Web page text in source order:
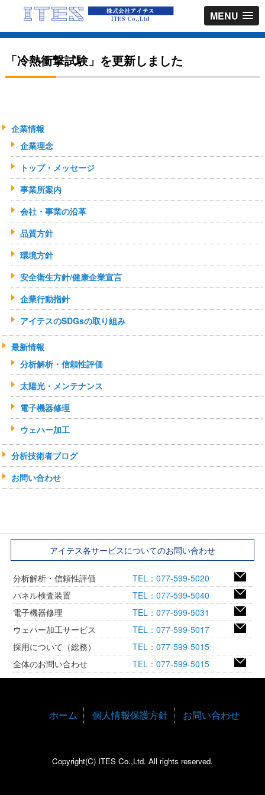
MENU
「冷熱衝撃試験」を更新しました
企業情報
企業理念
トップ・メッセージ
事業所案内
会社・事業の沿革
品質方針
環境方針
安全衛生方針/健康企業宣言
企業行動指針
アイテスのSDGsの取り組み
最新情報
分析解析・信頼性評価
太陽光・メンテナンス
電子機器修理
ウェハー加工
分析技術者ブログ
お問い合わせ
アイテス各サービスについてのお問い合わせ
分析解析・信頼性評価
TEL：077-599-5020
パネル検査装置
TEL：077-599-5040
電子機器修理
TEL：077-599-5031
ウェハー加工サービス
TEL：077-599-5017
採用について（総務）
TEL：077-599-5015
全体のお問い合わせ
TEL：077-599-5015
ホーム 個人情報保護方針 お問い合わせ
Copyright(C) ITES Co.,Ltd. All rights reserved.